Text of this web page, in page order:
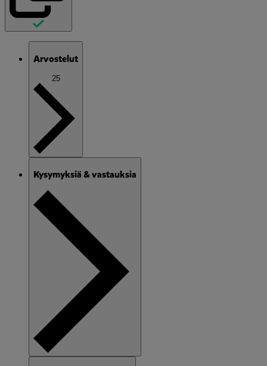
Arvostelut
25
Kysymyksiä & vastauksia